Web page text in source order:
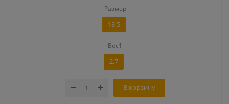
Размер
18,5
Вес1
2,7
В корзину